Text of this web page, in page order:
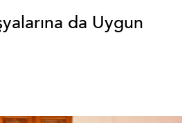
da Uygun